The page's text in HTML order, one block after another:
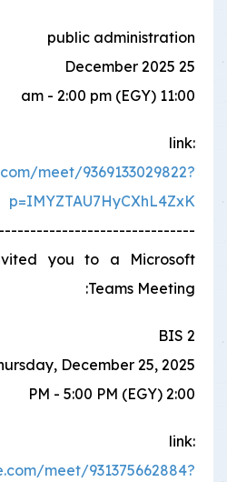
public administration
25 December 2025
11:00 am - 2:00 pm (EGY)
link:
meet/9369133029822?
p=IMYZTAU7HyCXhL4ZxK
you to a Microsoft
Teams Meeting:
BIS 2
December 25, 2025
2:00 PM - 5:00 PM (EGY)
link:
meet/931375662884?